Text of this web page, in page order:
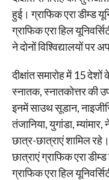
हुई। ग्राफिक एरा डीम्ड
ग्राफिक एरा हिल
ने दोनों विश्विद्यालयों पर
दीक्षांत समारोह में 15
स्नातक, स्नातकोत्तर की
इनमें साउथ सूडान,
तंजानिया, युगांडा,
छात्र-छात्राएं शामिल
छात्राएं ग्राफिक एरा
ग्राफिक एरा हिल